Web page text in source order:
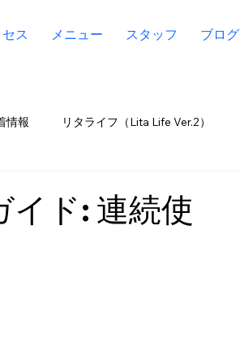
ス メニュー スタッフ ブログ
情報 リタライフ（Lita Life Ver.2）
イド: 連続使